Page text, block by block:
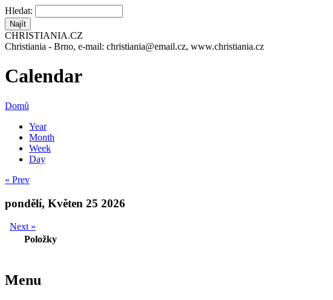
Hledat:
CHRISTIANIA.CZ
Christiania - Brno, e-mail: christiania@email.cz, www.christiania.cz
Calendar
Domů
Year
Month
Week
Day
« Prev
pondělí, Květen 25 2026
Next »
Položky
Menu